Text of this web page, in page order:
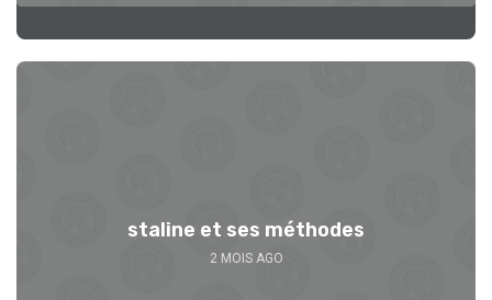
staline et ses méthodes
2 MOIS AGO